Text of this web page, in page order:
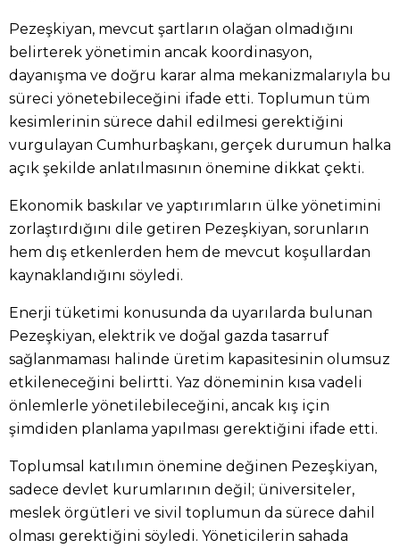
Pezeşkiyan, mevcut şartların olağan olmadığını
belirterek yönetimin ancak koordinasyon,
dayanışma ve doğru karar alma mekanizmalarıyla bu
süreci yönetebileceğini ifade etti. Toplumun tüm
kesimlerinin sürece dahil edilmesi gerektiğini
vurgulayan Cumhurbaşkanı, gerçek durumun halka
açık şekilde anlatılmasının önemine dikkat çekti.
Ekonomik baskılar ve yaptırımların ülke yönetimini
zorlaştırdığını dile getiren Pezeşkiyan, sorunların
hem dış etkenlerden hem de mevcut koşullardan
kaynaklandığını söyledi.
Enerji tüketimi konusunda da uyarılarda bulunan
Pezeşkiyan, elektrik ve doğal gazda tasarruf
sağlanmaması halinde üretim kapasitesinin olumsuz
etkileneceğini belirtti. Yaz döneminin kısa vadeli
önlemlerle yönetilebileceğini, ancak kış için
şimdiden planlama yapılması gerektiğini ifade etti.
Toplumsal katılımın önemine değinen Pezeşkiyan,
sadece devlet kurumlarının değil; üniversiteler,
meslek örgütleri ve sivil toplumun da sürece dahil
olması gerektiğini söyledi. Yöneticilerin sahada